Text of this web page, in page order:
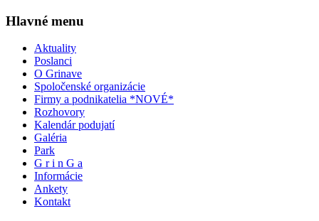
Hlavné menu
Aktuality
Poslanci
O Grinave
Spoločenské organizácie
Firmy a podnikatelia *NOVÉ*
Rozhovory
Kalendár podujatí
Galéria
Park
G r i n G a
Informácie
Ankety
Kontakt